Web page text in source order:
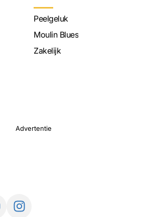
Peelgeluk
Moulin Blues
Zakelijk
Advertentie